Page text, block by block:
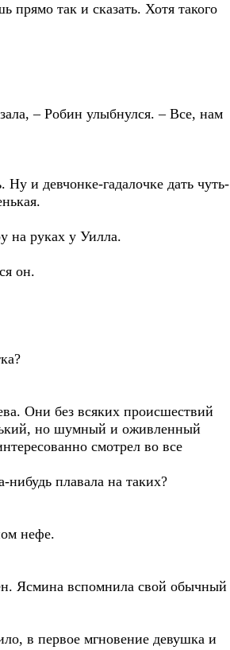
прямо так и сказать. Хотя такого
– Робин улыбнулся. – Все, нам
и девчонке-гадалочке дать чуть-
на руках у Уилла.
он.
Они без всяких происшествий
но шумный и оживленный
смотрел во все
плавала на таких?
нефе.
Ясмина вспомнила свой обычный
в первое мгновение девушка и